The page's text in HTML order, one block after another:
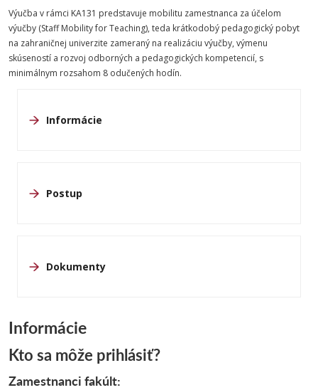
Výučba v rámci KA131 predstavuje mobilitu zamestnanca za účelom
výučby (Staff Mobility for Teaching), teda krátkodobý pedagogický pobyt
na zahraničnej univerzite zameraný na realizáciu výučby, výmenu
skúseností a rozvoj odborných a pedagogických kompetencií, s
minimálnym rozsahom 8 odučených hodín.
Informácie
Postup
Dokumenty
Informácie
Kto sa môže prihlásiť?
Zamestnanci fakúlt: